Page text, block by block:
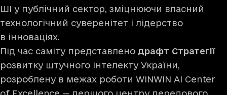
ШІ у публічний сектор, зміцнюючи власний
технологічний суверенітет і лідерство
в інноваціях.
Під час саміту представлено драфт Стратегії
розвитку штучного інтелекту України,
розроблену в межах роботи WINWIN AI Center